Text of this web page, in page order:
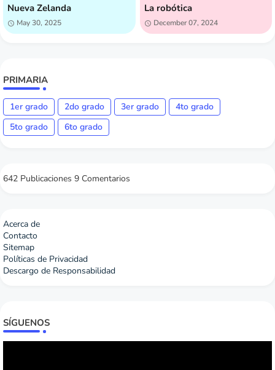
Nueva Zelanda
May 30, 2025
La robótica
December 07, 2024
PRIMARIA
1er grado 2do grado 3er grado
4to grado
5to grado
6to grado
642 Publicaciones 9 Comentarios
Acerca de
Contacto
Sitemap
Políticas de Privacidad
Descargo de Responsabilidad
SÍGUENOS